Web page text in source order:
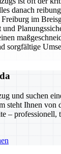
danach
im
sorgfältige
und suchen
steht Ihnen von
– professionell,